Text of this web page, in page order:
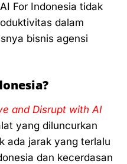
For Indonesia tidak
dalam
bisnis agensi
and Disrupt with AI
yang diluncurkan
ada jarak yang terlalu
dan kecerdasan